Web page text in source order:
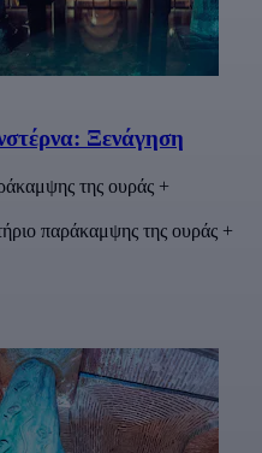
Ξενάγηση
της ουράς +
παράκαμψης της ουράς +